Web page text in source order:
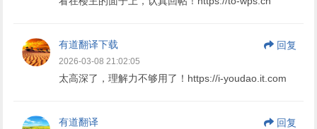
有道翻译下载 回复
2026-03-08 21:02:05
太高深了，理解力不够用了！https://i-youdao.it.com
有道翻译 回复